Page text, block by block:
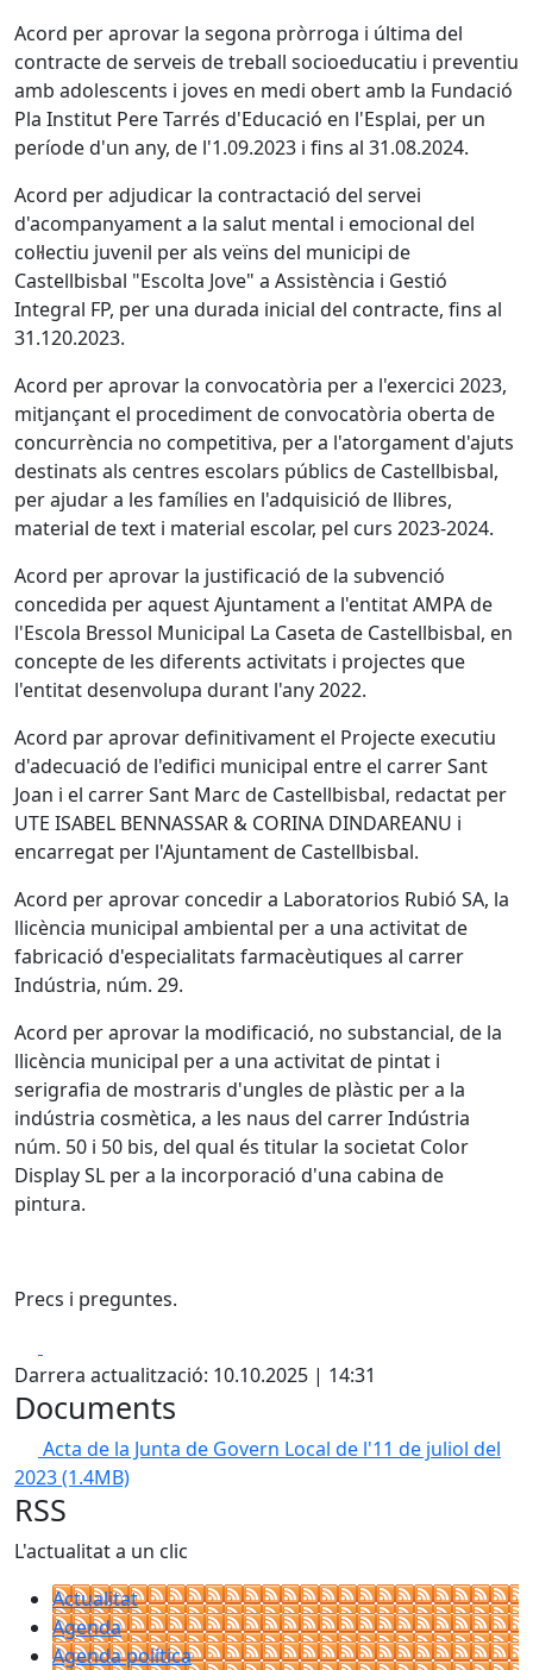
Acord per aprovar la segona pròrroga i última del
contracte de serveis de treball socioeducatiu i preventiu
amb adolescents i joves en medi obert amb la Fundació
Pla Institut Pere Tarrés d'Educació en l'Esplai, per un
període d'un any, de l'1.09.2023 i fins al 31.08.2024.
Acord per adjudicar la contractació del servei
d'acompanyament a la salut mental i emocional del
col·lectiu juvenil per als veïns del municipi de
Castellbisbal "Escolta Jove" a Assistència i Gestió
Integral FP, per una durada inicial del contracte, fins al
31.120.2023.
Acord per aprovar la convocatòria per a l'exercici 2023,
mitjançant el procediment de convocatòria oberta de
concurrència no competitiva, per a l'atorgament d'ajuts
destinats als centres escolars públics de Castellbisbal,
per ajudar a les famílies en l'adquisició de llibres,
material de text i material escolar, pel curs 2023-2024.
Acord per aprovar la justificació de la subvenció
concedida per aquest Ajuntament a l'entitat AMPA de
l'Escola Bressol Municipal La Caseta de Castellbisbal, en
concepte de les diferents activitats i projectes que
l'entitat desenvolupa durant l'any 2022.
Acord par aprovar definitivament el Projecte executiu
d'adecuació de l'edifici municipal entre el carrer Sant
Joan i el carrer Sant Marc de Castellbisbal, redactat per
UTE ISABEL BENNASSAR & CORINA DINDAREANU i
encarregat per l'Ajuntament de Castellbisbal.
Acord per aprovar concedir a Laboratorios Rubió SA, la
llicència municipal ambiental per a una activitat de
fabricació d'especialitats farmacèutiques al carrer
Indústria, núm. 29.
Acord per aprovar la modificació, no substancial, de la
llicència municipal per a una activitat de pintat i
serigrafia de mostraris d'ungles de plàstic per a la
indústria cosmètica, a les naus del carrer Indústria
núm. 50 i 50 bis, del qual és titular la societat Color
Display SL per a la incorporació d'una cabina de
pintura.
Precs i preguntes.
Darrera actualització: 10.10.2025 | 14:31
Documents
Acta de la Junta de Govern Local de l'11 de juliol del
2023(1.4MB)
RSS
L'actualitat a un clic
Actualitat
Agenda
Agenda política